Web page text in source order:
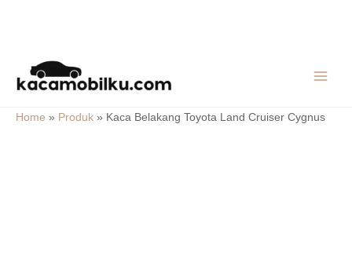
content
Home » Produk » Kaca Belakang Toyota Land Cruiser Cygnus